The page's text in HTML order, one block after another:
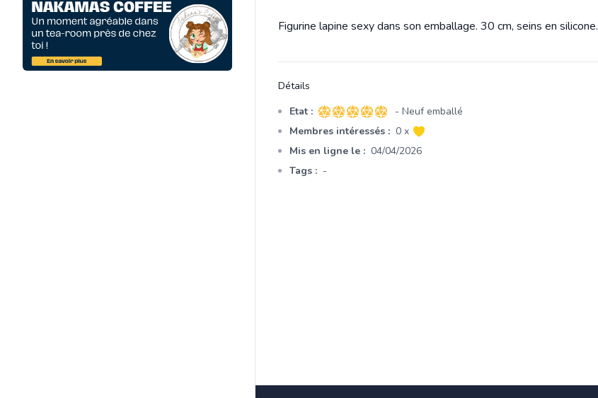
Description
Figurine lapine sexy dans son emballage. 30 cm, seins en silicone.
Détails
Etat : 5 sur 5 étoiles
- Neuf emballé
Membres intéressés : 0 x
Mis en ligne le : 04/04/2026
Tags : -